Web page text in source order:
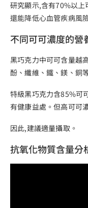
研究顯示,含有70%以上
還能降低心血管疾病風
不同可可濃度的營
黑巧克力中可可含量越
酚、纖維、鐵、鎂、銅
特級黑巧克力含85%可
有健康益處。但高可可
因此,建議適量攝取。
抗氧化物質含量分